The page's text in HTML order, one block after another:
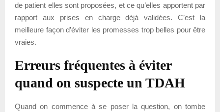
de patient elles sont proposées, et ce qu’elles apportent par
rapport aux prises en charge déjà validées. C’est la
meilleure façon d’éviter les promesses trop belles pour être
vraies.
Erreurs fréquentes à éviter
quand on suspecte un TDAH
Quand on commence à se poser la question, on tombe